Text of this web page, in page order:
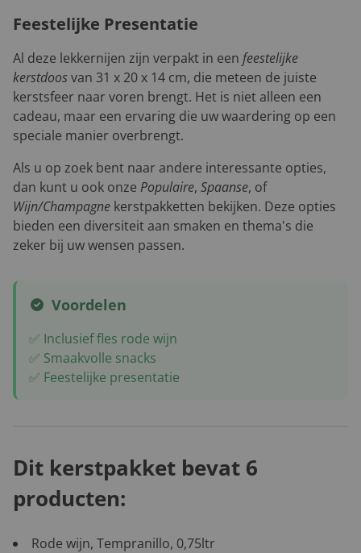
Feestelijke Presentatie
Al deze lekkernijen zijn verpakt in een feestelijke
kerstdoosvan 31 x 20 x 14 cm, die meteen de juiste
kerstsfeer naar voren brengt. Het is niet alleen een
cadeau, maar een ervaring die uw waardering op een
speciale manier overbrengt.
Als u op zoek bent naar andere interessante opties,
dan kunt u ook onze Populaire, Spaanse, of
Wijn/Champagne kerstpakketten bekijken. Deze opties
bieden een diversiteit aan smaken en thema's die
zeker bij uw wensen passen.
Voordelen
✅ Inclusief fles rode wijn
✅ Smaakvolle snacks
✅ Feestelijke presentatie
Dit kerstpakket bevat 6
producten:
Rode wijn, Tempranillo, 0,75ltr